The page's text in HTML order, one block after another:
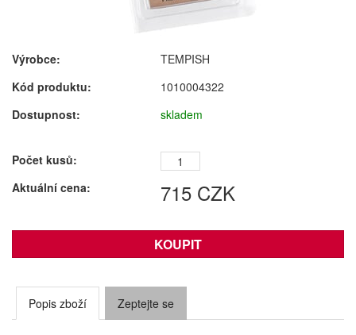
Výrobce:
TEMPISH
Kód produktu:
1010004322
Dostupnost:
skladem
Počet kusů:
Aktuální cena:
715 CZK
Popis zboží Zeptejte se